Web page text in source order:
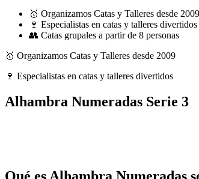
🥇 Organizamos Catas y Talleres desde 2009
🍷 Especialistas en catas y talleres divertidos
👥 Catas grupales a partir de 8 personas
🥇 Organizamos Catas y Talleres desde 2009
🍷 Especialistas en catas y talleres divertidos
Alhambra Numeradas Serie 3